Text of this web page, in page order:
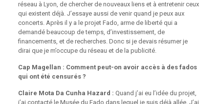
réseau à Lyon, de chercher de nouveaux liens et à entretenir ceux
qui existent déjà. J’essaye aussi de venir quand je peux aux
concerts. Après il y a le projet Fado, arme de liberté qui a
demandé beaucoup de temps, d’investissement, de
financements, et de recherches. Donc si je devais résumer je
dirai que je m’occupe du réseau et de la publicité.
Cap Magellan : Comment peut-on avoir accès à des fados
qui ont été censurés ?
Claire Mota Da Cunha Hazard : Quand j’ai eu l’idée du projet,
j’ai contacté le Musée du Fado dans lequel je suis déjà allée. J’ai